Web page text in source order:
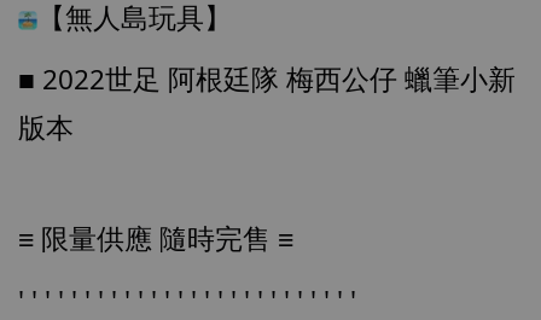
【無人島玩具】
■ 2022世足 阿根廷隊 梅西公仔 蠟筆小新
版本
≡ 限量供應 隨時完售 ≡
' ' ' ' ' ' ' ' ' ' ' ' ' ' ' ' ' ' ' ' ' ' ' ' ' '